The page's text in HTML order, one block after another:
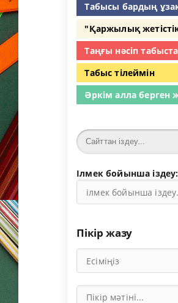
Табысы бардың
"Қаржылық жетістік
Таңғы нәсіп
Табыс тілеймін
Әркім алла берген
Ілмек бойынша іздеу:
Пікір жазу